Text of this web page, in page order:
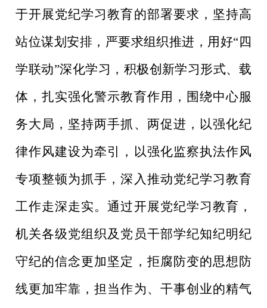
于开展党纪学习教育的部署要求，坚持高
站位谋划安排，严要求组织推进，用好“四
学联动”深化学习 ， 积极创新学习形式、载
体，扎实强化警示教育作用， 围绕中心服
务大局，坚持两手抓、两促进，以强化纪
律作风建设为牵引，以强化监察执法作风
专项整顿为抓手，深入推动党纪学习教育
工作走深走实。通过开展党纪学习教育，
机关各级党组织及党员干部学纪知纪明纪
守纪的信念更加 坚定， 拒腐防变的思想防
线更加牢靠 ，担当作为、干事创业的精气